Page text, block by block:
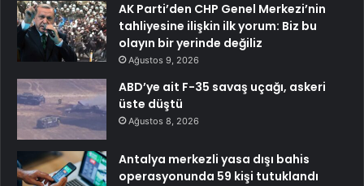
AK Parti’den CHP Genel Merkezi’nin
tahliyesine ilişkin ilk yorum: Biz bu
olayın bir yerinde değiliz
Ağustos 9, 2026
ABD’ye ait F-35 savaş uçağı, askeri
üste düştü
Ağustos 8, 2026
Antalya merkezli yasa dışı bahis
operasyonunda 59 kişi tutuklandı